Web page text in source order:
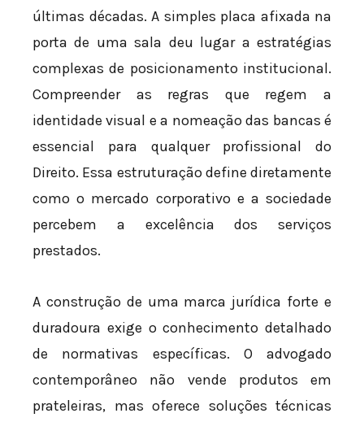
últimas décadas. A simples placa afixada na
porta de uma sala deu lugar a estratégias
complexas de posicionamento institucional.
Compreender as regras que regem a
identidade visual e a nomeação das bancas é
essencial para qualquer profissional do
Direito. Essa estruturação define diretamente
como o mercado corporativo e a sociedade
percebem a excelência dos serviços
prestados.
A construção de uma marca jurídica forte e
duradoura exige o conhecimento detalhado
de normativas específicas. O advogado
contemporâneo não vende produtos em
prateleiras, mas oferece soluções técnicas